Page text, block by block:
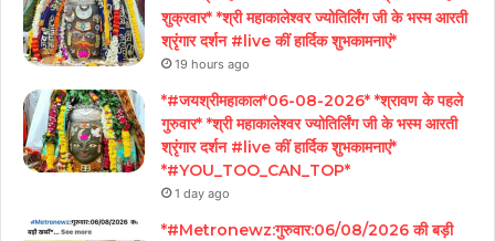
शुक्रवार* *श्री महाकालेश्वर ज्योतिर्लिंग जी के भस्म आरती
श्रृंगार दर्शन #live कीं हार्दिक शुभकामनाएं*
19 hours ago
*#जयश्रीमहाकाल*06-08-2026* *श्रावण के पहले
गुरुवार* *श्री महाकालेश्वर ज्योतिर्लिंग जी के भस्म आरती
श्रृंगार दर्शन #live कीं हार्दिक शुभकामनाएं*
*#YOU_TOO_CAN_TOP*
1 day ago
*#Metronewz:गुरुवार:06/08/2026 की बड़ी